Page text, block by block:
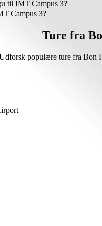
til IMT Campus 3?
IMT Campus 3 med Bolt
Campus 3?
Ture fra
Udforsk populære ture fra Bon